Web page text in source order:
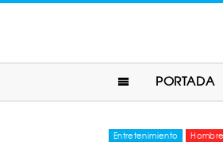
PORTADA
Entretenimiento